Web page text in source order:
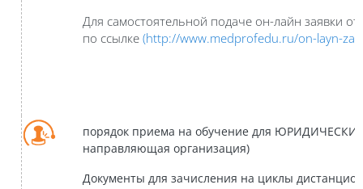
Для самостоятельной подаче он-лайн заявки
по ссылке (http://www.medprofedu.ru/on-layn-
порядок приема на обучение для
направляющая организация)
Документы для зачисления на циклы